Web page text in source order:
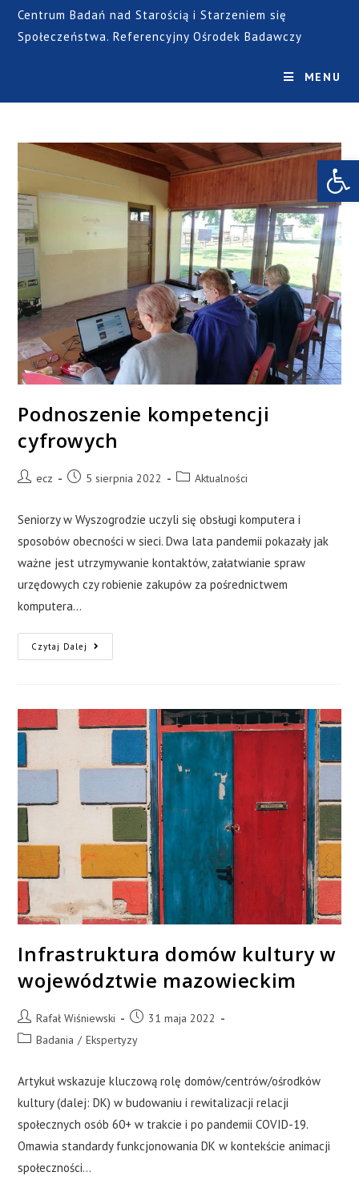
Open toolbar
Centrum Badań nad Starością i Starzeniem się
Społeczeństwa. Referencyjny Ośrodek Badawczy
MENU
Podnoszenie kompetencji
cyfrowych
ecz 5 sierpnia 2022 Aktualności
Seniorzy w Wyszogrodzie uczyli się obsługi komputera i
sposobów obecności w sieci. Dwa lata pandemii pokazały jak
ważne jest utrzymywanie kontaktów, załatwianie spraw
urzędowych czy robienie zakupów za pośrednictwem
komputera…
Czytaj Dalej
Infrastruktura domów kultury w
województwie mazowieckim
Rafał Wiśniewski
31 maja 2022
Badania / Ekspertyzy
Artykuł wskazuje kluczową rolę domów/centrów/ośrodków
kultury (dalej: DK) w budowaniu i rewitalizacji relacji
społecznych osób 60+ w trakcie i po pandemii COVID-19.
Omawia standardy funkcjonowania DK w kontekście animacji
społeczności…